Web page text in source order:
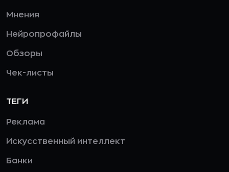
Мнения
Нейропрофайлы
Обзоры
Чек-листы
ТЕГИ
Реклама
Искусственный интеллект
Банки